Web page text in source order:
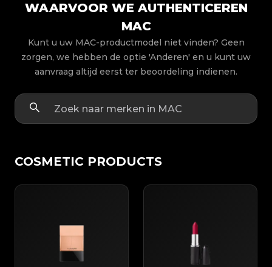
WAARVOOR WE AUTHENTICEREN
MAC
Kunt u uw MAC-productmodel niet vinden? Geen
zorgen, we hebben de optie 'Anderen' en u kunt uw
aanvraag altijd eerst ter beoordeling indienen.
COSMETIC PRODUCTS